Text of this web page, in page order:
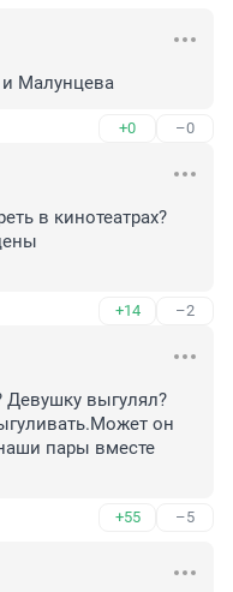
и Малунцева
+0 –0
в кинотеатрах?
+14 –2
Девушку выгулял?
он
пары вместе
+55 –5